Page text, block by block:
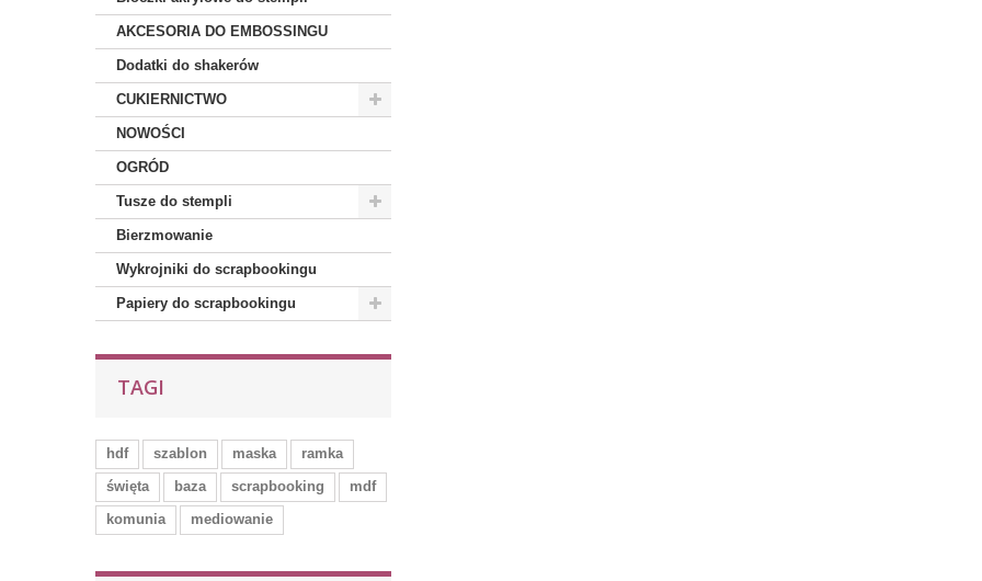
AKCESORIA DO EMBOSSINGU
Dodatki do shakerów
CUKIERNICTWO
NOWOŚCI
OGRÓD
Tusze do stempli
Bierzmowanie
Wykrojniki do scrapbookingu
Papiery do scrapbookingu
TAGI
hdf szablon maska
ramka
święta
baza scrapbooking
mdf
komunia
mediowanie